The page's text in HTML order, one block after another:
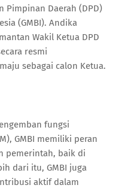
Pimpinan Daerah (DPD)
(GMBI). Andika
Wakil Ketua DPD
resmi
sebagai calon Ketua.
fungsi
GMBI memiliki peran
pemerintah, baik di
dari itu, GMBI juga
aktif dalam